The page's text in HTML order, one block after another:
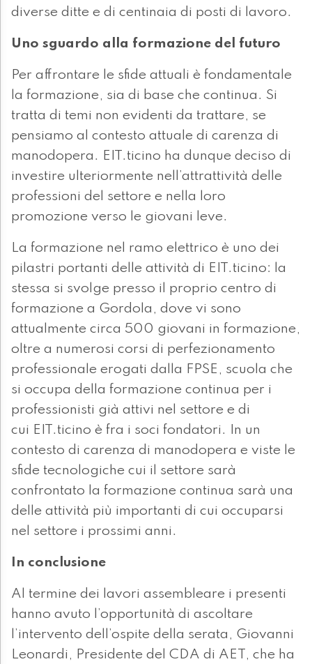
diverse ditte e di centinaia di posti di lavoro.
Uno sguardo alla formazione del futuro
Per affrontare le sfide attuali è fondamentale
la formazione, sia di base che continua. Si
tratta di temi non evidenti da trattare, se
pensiamo al contesto attuale di carenza di
manodopera. EIT.ticino ha dunque deciso di
investire ulteriormente nell’attrattività delle
professioni del settore e nella loro
promozione verso le giovani leve.
La formazione nel ramo elettrico è uno dei
pilastri portanti delle attività di EIT.ticino: la
stessa si svolge presso il proprio centro di
formazione a Gordola, dove vi sono
attualmente circa 500 giovani in formazione,
oltre a numerosi corsi di perfezionamento
professionale erogati dalla FPSE, scuola che
si occupa della formazione continua per i
professionisti già attivi nel settore e di
cui EIT.ticino è fra i soci fondatori. In un
contesto di carenza di manodopera e viste le
sfide tecnologiche cui il settore sarà
confrontato la formazione continua sarà una
delle attività più importanti di cui occuparsi
nel settore i prossimi anni.
In conclusione
Al termine dei lavori assembleare i presenti
hanno avuto l’opportunità di ascoltare
l’intervento dell’ospite della serata, Giovanni
Leonardi, Presidente del CDA di AET, che ha